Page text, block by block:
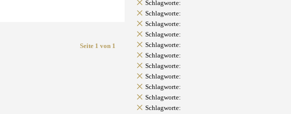
Seite 1 von 1
Schlagworte:
Schlagworte:
Schlagworte:
Schlagworte:
Schlagworte:
Schlagworte:
Schlagworte:
Schlagworte:
Schlagworte:
Schlagworte:
Schlagworte: